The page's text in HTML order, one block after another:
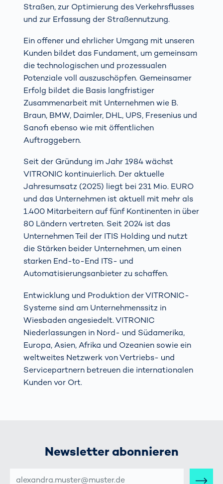
Straßen, zur Optimierung des Verkehrsflusses
und zur Erfassung der Straßennutzung.
Ein offener und ehrlicher Umgang mit unseren
Kunden bildet das Fundament, um gemeinsam
die technologischen und prozessualen
Potenziale voll auszuschöpfen. Gemeinsamer
Erfolg bildet die Basis langfristiger
Zusammenarbeit mit Unternehmen wie B.
Braun, BMW, Daimler, DHL, UPS, Fresenius und
Sanofi ebenso wie mit öffentlichen
Auftraggebern.
Seit der Gründung im Jahr 1984 wächst
VITRONIC kontinuierlich. Der aktuelle
Jahresumsatz (2025) liegt bei 231 Mio. EURO
und das Unternehmen ist aktuell mit mehr als
1.400 Mitarbeitern auf fünf Kontinenten in über
80 Ländern vertreten. Seit 2024 ist das
Unternehmen Teil der ITIS Holding und nutzt
die Stärken beider Unternehmen, um einen
starken End-to-End ITS- und
Automatisierungsanbieter zu schaffen.
Entwicklung und Produktion der VITRONIC-
Systeme sind am Unternehmenssitz in
Wiesbaden angesiedelt. VITRONIC
Niederlassungen in Nord- und Südamerika,
Europa, Asien, Afrika und Ozeanien sowie ein
weltweites Netzwerk von Vertriebs- und
Servicepartnern betreuen die internationalen
Kunden vor Ort.
Newsletter abonnieren
MAIL-